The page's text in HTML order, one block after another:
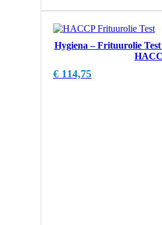
Hygiena – Frituurolie
€ 114,75